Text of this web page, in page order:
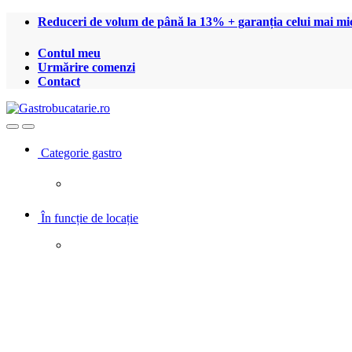
Treci
navigare
Treci
conținut
Reduceri de volum de până la 13% + garanția celui mai
Contul meu
Urmărire comenzi
Contact
OpenClose
Categorie gastro
În funcție de locație